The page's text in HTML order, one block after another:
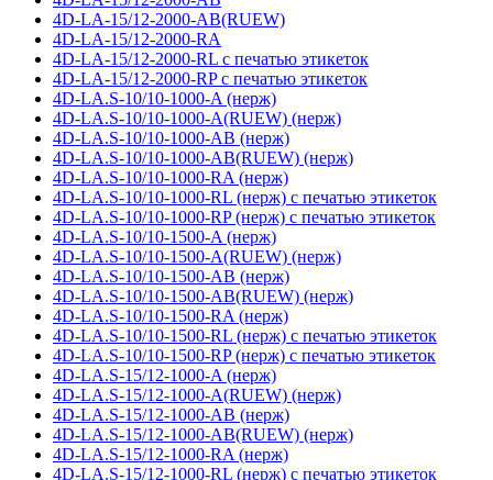
4D-LA-15/12-2000-AB(RUEW)
4D-LA-15/12-2000-RA
4D-LA-15/12-2000-RL с печатью этикеток
4D-LA-15/12-2000-RP с печатью этикеток
4D-LA.S-10/10-1000-A (нерж)
4D-LA.S-10/10-1000-A(RUEW) (нерж)
4D-LA.S-10/10-1000-AB (нерж)
4D-LA.S-10/10-1000-AB(RUEW) (нерж)
4D-LA.S-10/10-1000-RA (нерж)
4D-LA.S-10/10-1000-RL (нерж) с печатью этикеток
4D-LA.S-10/10-1000-RP (нерж) с печатью этикеток
4D-LA.S-10/10-1500-A (нерж)
4D-LA.S-10/10-1500-A(RUEW) (нерж)
4D-LA.S-10/10-1500-AB (нерж)
4D-LA.S-10/10-1500-AB(RUEW) (нерж)
4D-LA.S-10/10-1500-RA (нерж)
4D-LA.S-10/10-1500-RL (нерж) с печатью этикеток
4D-LA.S-10/10-1500-RP (нерж) с печатью этикеток
4D-LA.S-15/12-1000-A (нерж)
4D-LA.S-15/12-1000-A(RUEW) (нерж)
4D-LA.S-15/12-1000-AB (нерж)
4D-LA.S-15/12-1000-AB(RUEW) (нерж)
4D-LA.S-15/12-1000-RA (нерж)
4D-LA.S-15/12-1000-RL (нерж) с печатью этикеток